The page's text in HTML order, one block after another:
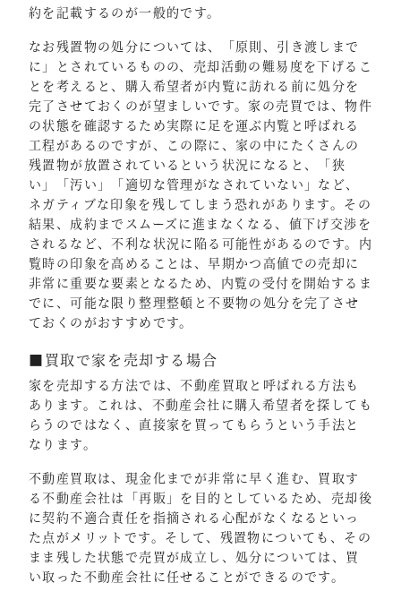
約を記載するのが一般的です。
なお残置物の処分については、「原則、引き渡しまで
に」とされているものの、売却活動の難易度を下げるこ
とを考えると、購入希望者が内覧に訪れる前に処分を
完了させておくのが望ましいです。家の売買では、物件
の状態を確認するため実際に足を運ぶ内覧と呼ばれる
工程があるのですが、この際に、家の中にたくさんの
残置物が放置されているという状況になると、「狭
い」「汚い」「適切な管理がなされていない」など、
ネガティブな印象を残してしまう恐れがあります。その
結果、成約までスムーズに進まなくなる、値下げ交渉を
されるなど、不利な状況に陥る可能性があるのです。内
覧時の印象を高めることは、早期かつ高値での売却に
非常に重要な要素となるため、内覧の受付を開始するま
でに、可能な限り整理整頓と不要物の処分を完了させ
ておくのがおすすめです。
■買取で家を売却する場合
家を売却する方法では、不動産買取と呼ばれる方法も
あります。これは、不動産会社に購入希望者を探しても
らうのではなく、直接家を買ってもらうという手法と
なります。
不動産買取は、現金化までが非常に早く進む、買取す
る不動産会社は「再販」を目的としているため、売却後
に契約不適合責任を指摘される心配がなくなるといっ
た点がメリットです。そして、残置物についても、その
まま残した状態で売買が成立し、処分については、買
い取った不動産会社に任せることができるのです。